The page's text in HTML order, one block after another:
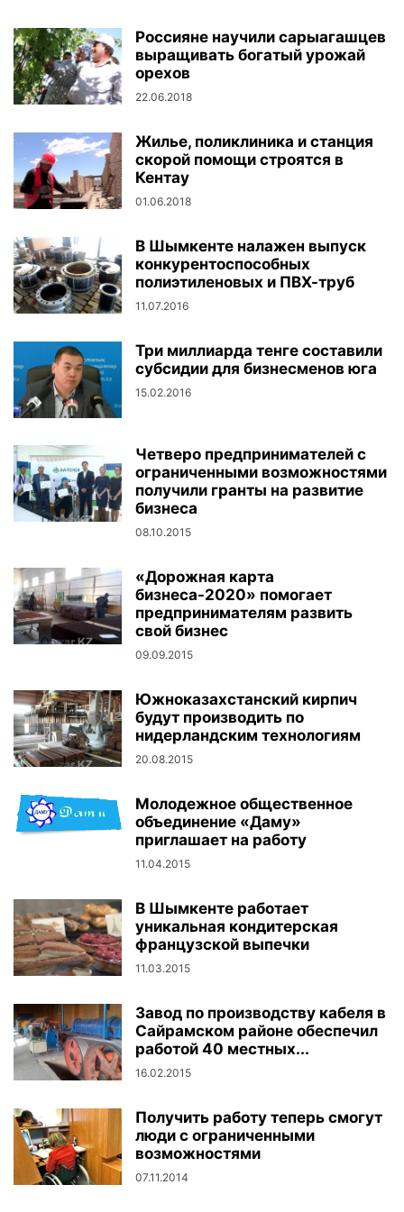
Россияне научили сарыагашцев
выращивать богатый урожай
орехов
22.06.2018
Жилье, поликлиника и станция
скорой помощи строятся в
Кентау
01.06.2018
В Шымкенте налажен выпуск
конкурентоспособных
полиэтиленовых и ПВХ-труб
11.07.2016
Три миллиарда тенге составили
субсидии для бизнесменов юга
15.02.2016
Четверо предпринимателей с
ограниченными возможностями
получили гранты на развитие
бизнеса
08.10.2015
«Дорожная карта
бизнеса-2020» помогает
предпринимателям развить
свой бизнес
09.09.2015
Южноказахстанский кирпич
будут производить по
нидерландским технологиям
20.08.2015
Молодежное общественное
объединение «Даму»
приглашает на работу
11.04.2015
В Шымкенте работает
уникальная кондитерская
французской выпечки
11.03.2015
Завод по производству кабеля в
Сайрамском районе обеспечил
работой 40 местных...
16.02.2015
Получить работу теперь смогут
люди с ограниченными
возможностями
07.11.2014